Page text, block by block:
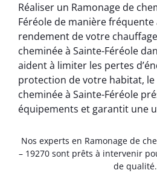
Réaliser un Ramonage de
Féréole de manière
rendement de votre
cheminée à Sainte-Féréole
aident à limiter les pertes
protection de votre habitat, le
cheminée à Sainte-Féréole
équipements et garantit une
Nos experts en Ramonage de
– 19270 sont prêts à intervenir
de qualité.